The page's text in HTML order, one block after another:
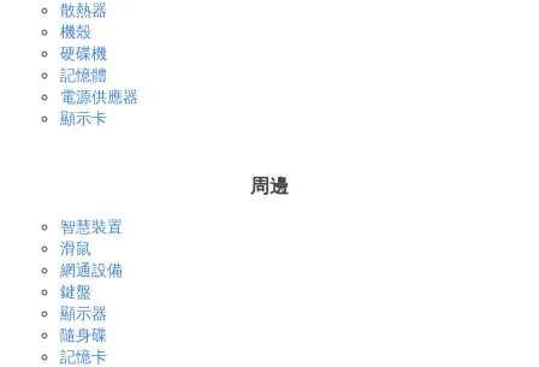
散熱器
機殼
硬碟機
記憶體
電源供應器
顯示卡
周邊
智慧裝置
滑鼠
網通設備
鍵盤
顯示器
隨身碟
記憶卡